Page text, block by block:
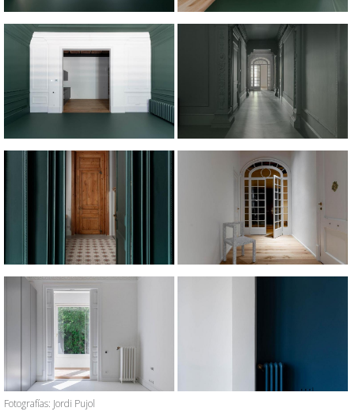
Fotografías: Jordi Pujol